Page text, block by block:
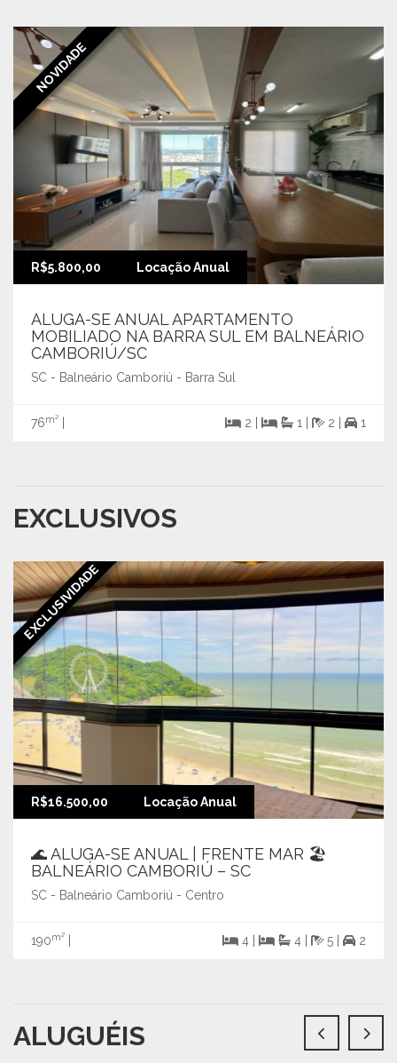
NOVIDADE
R$5.800,00 Locação Anual
ALUGA-SE ANUAL APARTAMENTO
MOBILIADO NA BARRA SUL EM BALNEÁRIO
CAMBORIÚ/SC
SC - Balneário Camboriú - Barra Sul
76m² 2 | 1 | 2 | 1
EXCLUSIVOS
EXCLUSIVIDADE
R$16.500,00 Locação Anual
🌊 ALUGA-SE ANUAL | FRENTE MAR 🏖️
BALNEÁRIO CAMBORIÚ – SC
SC - Balneário Camboriú - Centro
190m² 4 | 4 | 5 | 2
ALUGUÉIS